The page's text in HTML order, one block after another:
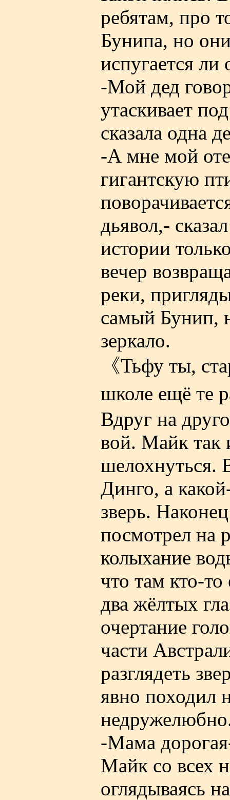
ребятам, про
Бунипа, но
испугается ли
-Мой дед
утаскивает
сказала одна
-А мне мой
гигантскую
дьявол,-
истории
вечер
реки,
самый Бунип,
зеркало.
《Тьфу ты,
школе ещё те
Вдруг на
вой. Майк так
шелохнуться.
Динго, а
зверь.
посмотрел на
колыхание
что там кто-то
два жёлтых
очертание
части
разглядеть
явно походил
-Мама
Майк со всех
оглядываясь